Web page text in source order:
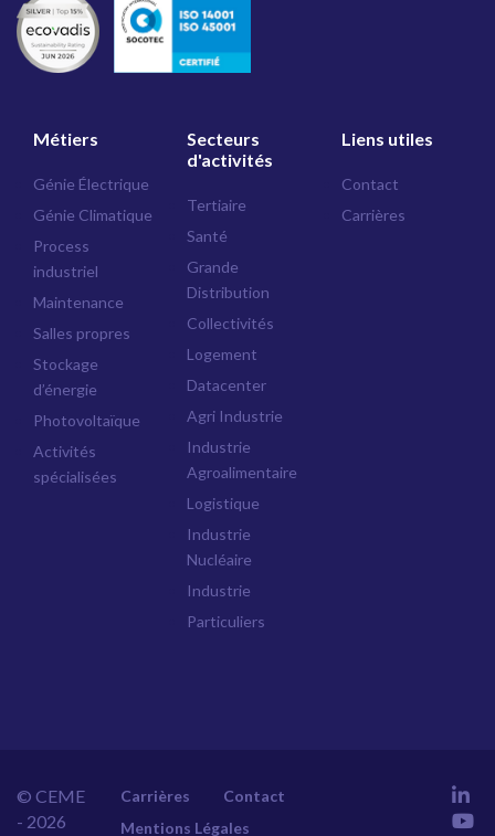
Métiers
Génie Électrique
Génie Climatique
Process
industriel
Maintenance
Salles propres
Stockage
d’énergie
Photovoltaïque
Activités
spécialisées
Secteurs
d'activités
Tertiaire
Santé
Grande
Distribution
Collectivités
Logement
Datacenter
Agri Industrie
Industrie
Agroalimentaire
Logistique
Industrie
Nucléaire
Industrie
Particuliers
Liens utiles
Contact
Carrières
© CEME
- 2026
Carrières
Contact
Mentions Légales